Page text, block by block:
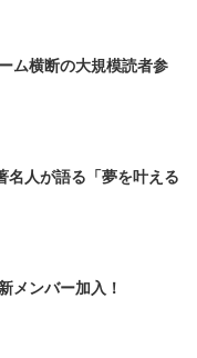
ム横断の大規模読者参
名人が語る「夢を叶える
メンバー加入！